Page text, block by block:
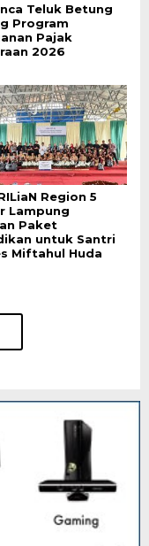
Teluk Betung
Program
Pajak
2026
Region 5
Lampung
Paket
untuk Santri
Miftahul Huda